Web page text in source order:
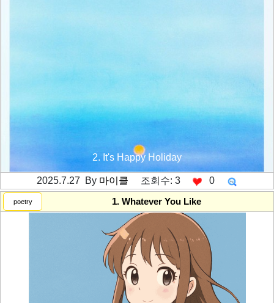
2. It's Happy Holiday
2025.7.27 By 마이클 조회수: 3 0
poetry 1. Whatever You Like